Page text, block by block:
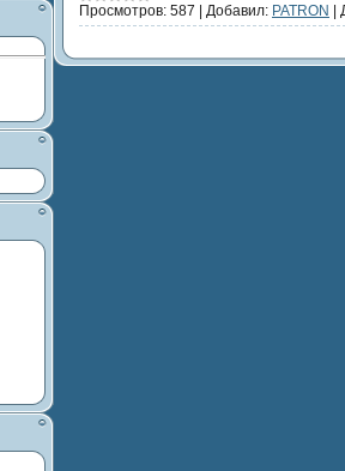
Просмотров: 587 | Добавил: PATRON |